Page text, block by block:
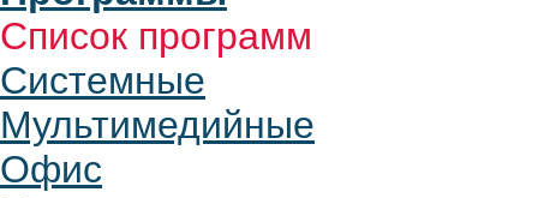
Список программ
Системные
Мультимедийные
Офис